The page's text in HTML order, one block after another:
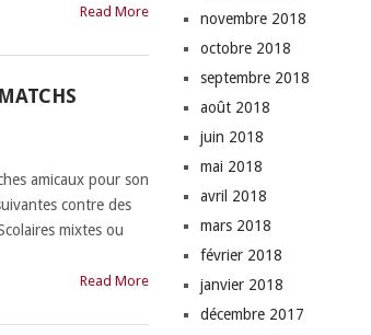
Read More
amicaux pour son
contre des
mixtes ou
Read More
novembre 2018
octobre 2018
septembre 2018
août 2018
juin 2018
mai 2018
avril 2018
mars 2018
février 2018
janvier 2018
décembre 2017